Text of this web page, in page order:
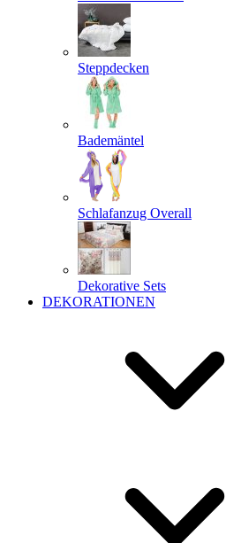
Steppdecken
Bademäntel
Schlafanzug Overall
Dekorative Sets
DEKORATIONEN